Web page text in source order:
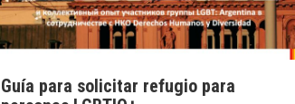
Guía para solicitar refugio para